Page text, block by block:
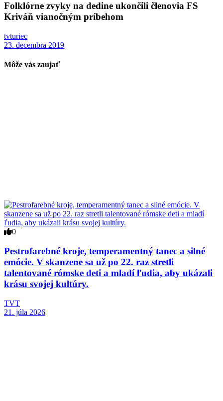
Folklórne zvyky na dedine ukončili členovia FS
Kriváň vianočným príbehom
tvturiec
23. decembra 2019
Môže vás zaujať
0
Pestrofarebné kroje, temperamentný tanec a silné
emócie. V skanzene sa už po 22. raz stretli
talentované rómske deti a mladí ľudia, aby ukázali
krásu svojej kultúry.
TVT
21. júla 2026